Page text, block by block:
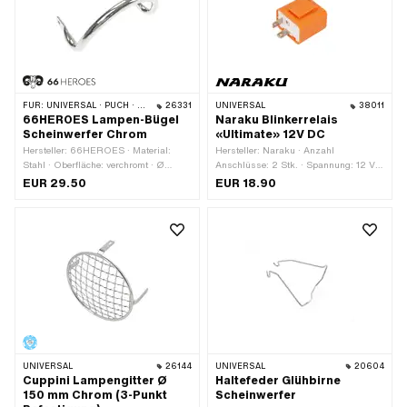
FÜR: UNIVERSAL · PUCH · SACHS 26331
66HEROES Lampen-Bügel
Scheinwerfer Chrom
Hersteller: 66HEROES · Material:
Stahl · Oberfläche: verchromt · Ø
Anschluss aussen: 6.5 mm · Breite
EUR 29.50
UNIVERSAL 38011
Naraku Blinkerrelais
«Ultimate» 12V DC
Hersteller: Naraku · Anzahl
Anschlüsse: 2 Stk. · Spannung: 12 V ·
Gesamtlänge: 34.6 mm ·
EUR 18.90
UNIVERSAL 26144
Cuppini Lampengitter Ø
150 mm Chrom (3-Punkt
UNIVERSAL 20604
Haltefeder Glühbirne
Scheinwerfer